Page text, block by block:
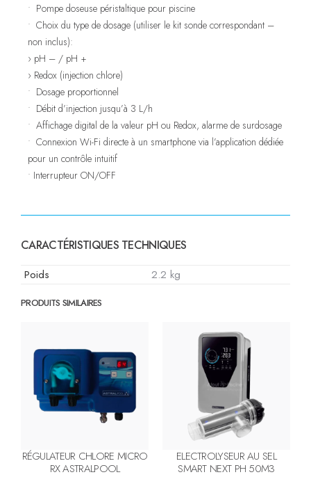
• Pompe doseuse péristaltique pour piscine
• Choix du type de dosage (utiliser le kit sonde correspondant –
non inclus):
› pH – / pH +
› Redox (injection chlore)
• Dosage proportionnel
• Débit d’injection jusqu’à 3 L/h
• Affichage digital de la valeur pH ou Redox, alarme de surdosage
• Connexion Wi-Fi directe à un smartphone via l’application dédiée
pour un contrôle intuitif
• Interrupteur ON/OFF
CARACTÉRISTIQUES TECHNIQUES
Poids 2.2 kg
PRODUITS SIMILAIRES
RÉGULATEUR CHLORE MICRO
RX ASTRALPOOL
ELECTROLYSEUR AU SEL
SMART NEXT PH 50M3